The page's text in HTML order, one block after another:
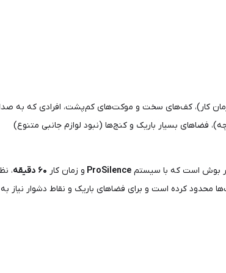
فضاهای بسیار باریک و کنج‌ها (نبود لوازم جانبی متنوع)
بوش است که با سیستم ProSilence و زمان کار ۶۰ دقیقه
،
محدود کرده است و برای فضاهای باریک و نقاط دشوار نیاز به